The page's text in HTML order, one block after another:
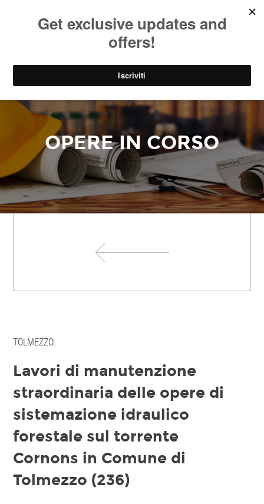
EN
OPERE IN CORSO
TOLMEZZO
Lavori di manutenzione
straordinaria delle opere di
sistemazione idraulico
forestale sul torrente
Cornons in Comune di
Tolmezzo (236)